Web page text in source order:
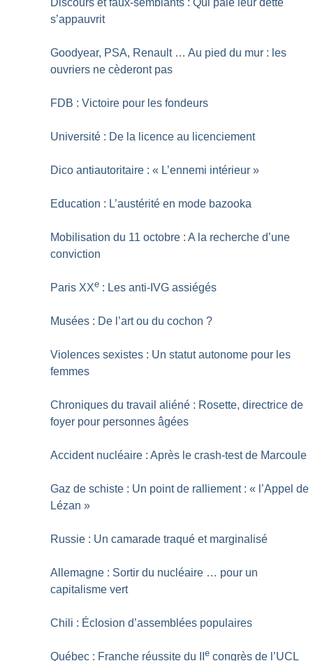
Discours et faux-semblants : Qui paie leur dette
s’appauvrit
Goodyear, PSA, Renault … Au pied du mur : les
ouvriers ne cèderont pas
FDB : Victoire pour les fondeurs
Université : De la licence au licenciement
Dico antiautoritaire : « L’ennemi intérieur »
Education : L’austérité en mode bazooka
Mobilisation du 11 octobre : A la recherche d’une
conviction
Paris XXe : Les anti-IVG assiégés
Musées : De l’art ou du cochon ?
Violences sexistes : Un statut autonome pour les
femmes
Chroniques du travail aliéné : Rosette, directrice de
foyer pour personnes âgées
Accident nucléaire : Après le crash-test de Marcoule
Gaz de schiste : Un point de ralliement : « l’Appel de
Lézan »
Russie : Un camarade traqué et marginalisé
Allemagne : Sortir du nucléaire … pour un
capitalisme vert
Chili : Éclosion d’assemblées populaires
Québec : Franche réussite du IIe congrès de l’UCL